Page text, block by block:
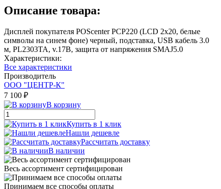
Описание товара:
Дисплей покупателя POScenter PCP220 (LCD 2х20, белые
символы на синем фоне) черный, подставка, USB кабель 3.0
м, PL2303TA, v.17В, защита от напряжения SMAJ5.0
Характеристики:
Все характеристики
Производитель
ООО "ЦЕНТР-К"
7 100 ₽
В корзину
Купить в 1 клик
Нашли дешевле
Рассчитать доставку
В наличии
Весь ассортимент сертифицирован
Принимаем все способы оплаты